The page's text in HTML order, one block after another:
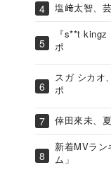
塩﨑太智、
『s**t
ポ
スガ シカオ
ポ
倖田來未、
新着MVラン
ム」